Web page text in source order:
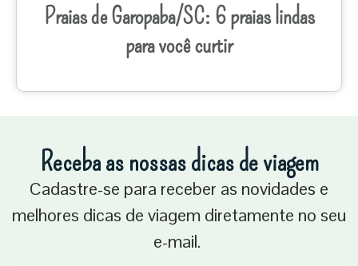
Praias de Garopaba/SC: 6 praias lindas
para você curtir
Receba as nossas dicas de viagem
Cadastre-se para receber as novidades e
melhores dicas de viagem diretamente no seu
e-mail.